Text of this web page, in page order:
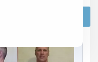
energia per la
di basket.